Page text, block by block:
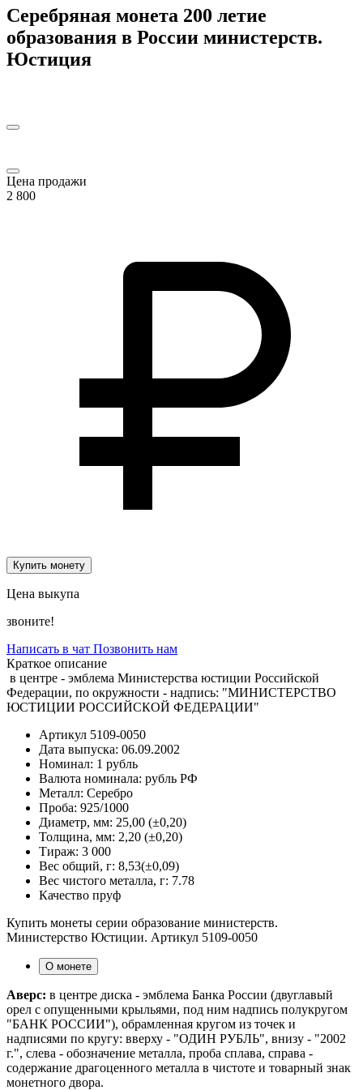
Серебряная монета 200 летие
образования в России министерств.
Юстиция
Цена продажи
2 800
Купить монету
Цена выкупа
звоните!
Написать в чат Позвонить нам
Краткое описание
в центре - эмблема Министерства юстиции Российской
Федерации, по окружности - надпись: "МИНИСТЕРСТВО
ЮСТИЦИИ РОССИЙСКОЙ ФЕДЕРАЦИИ"
Артикул 5109-0050
Дата выпуска: 06.09.2002
Номинал: 1 рубль
Валюта номинала: рубль РФ
Металл: Серебро
Проба: 925/1000
Диаметр, мм: 25,00 (±0,20)
Толщина, мм: 2,20 (±0,20)
Тираж: 3 000
Вес общий, г: 8,53(±0,09)
Вес чистого металла, г: 7.78
Качество пруф
Купить монеты серии образование министерств.
Министерство Юстиции. Артикул 5109-0050
О монете
Аверс: в центре диска - эмблема Банка России (двуглавый
орел с опущенными крыльями, под ним надпись полукругом
"БАНК РОССИИ"), обрамленная кругом из точек и
надписями по кругу: вверху - "ОДИН РУБЛЬ", внизу - "2002
г.", слева - обозначение металла, проба сплава, справа -
содержание драгоценного металла в чистоте и товарный знак
монетного двора.